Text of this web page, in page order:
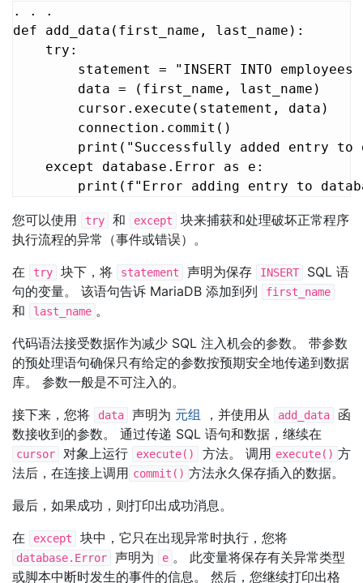
. . .
def add_data(first_name, last_name):
    try:
statement = "INSERT INTO
        data = (first_name, last_name)
        cursor.execute(statement, data)
        connection.commit()
print("Successfully added entry to
    except database.Error as e:
print(f"Error adding entry to
您可以使用 try 和 except
块来捕获和处理破坏正常程序
执行流程的异常（事件或错误）。
在
try 块下，将 statement 声明为保存 INSERT
SQL 语
句的变量。 该语句告诉 MariaDB 添加到列
first_name
和 last_name 。
代码语法接受数据作为减少 SQL 注入机会的参数。 带参数
的预处理语句确保只有给定的参数按预期安全地传递到数据
库。 参数一般是不可注入的。
接下来，您将
data 声明为 元组 ，并使用从 add_data
函
数接收到的参数。 通过传递 SQL 语句和数据，继续在
cursor 对象上运行 execute() 方法。 调用 execute() 方
法后，在连接上调用 commit() 方法永久保存插入的数据。
最后，如果成功，则打印出成功消息。
在
except 块中，它只在出现异常时执行，您将
database.Error 声明为 e 。 此变量将保存有关异常类型
或脚本中断时发生的事件的信息。 然后，您继续打印出格